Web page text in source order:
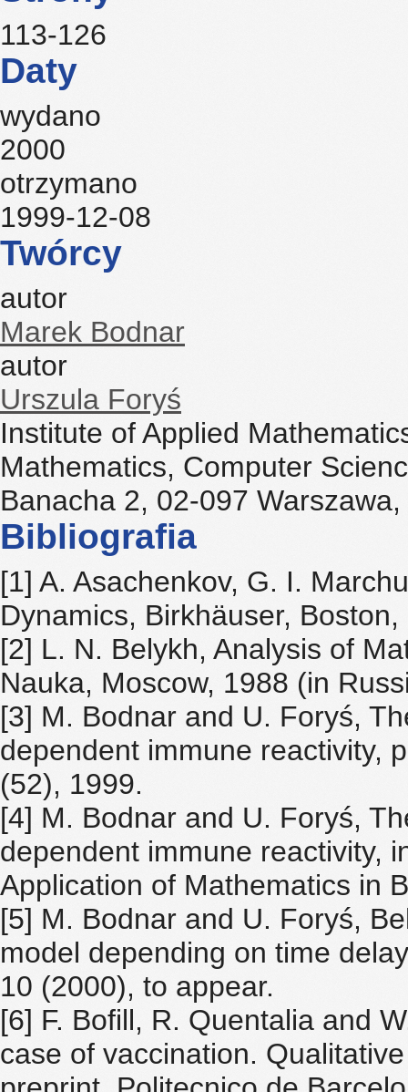
113-126
Daty
wydano
2000
otrzymano
1999-12-08
Twórcy
autor
Marek Bodnar
autor
Urszula Foryś
Institute of Applied
Mathematics, Computer
Banacha 2, 02-097
Bibliografia
[1] A. Asachenkov, G. I.
Dynamics, Birkhäuser, Boston,
[2] L. N. Belykh, Analysis of
Nauka, Moscow, 1988 (in
[3] M. Bodnar and U. Foryś,
dependent immune reactivity,
(52), 1999.
[4] M. Bodnar and U. Foryś,
dependent immune reactivity,
Application of Mathematics in
[5] M. Bodnar and U. Foryś,
model depending on time
10 (2000), to appear.
[6] F. Bofill, R. Quentalia and
case of vaccination.